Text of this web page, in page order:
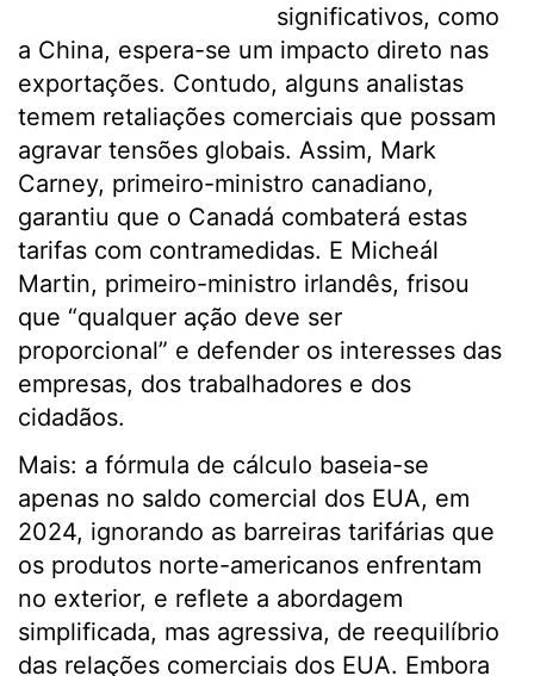
significativos, como
a China, espera-se um impacto direto nas
exportações. Contudo, alguns analistas
temem retaliações comerciais que possam
agravar tensões globais. Assim, Mark
Carney, primeiro-ministro canadiano,
garantiu que o Canadá combaterá estas
tarifas com contramedidas. E Micheál
Martin, primeiro-ministro irlandês, frisou
que “qualquer ação deve ser
proporcional” e defender os interesses das
empresas, dos trabalhadores e dos
cidadãos.
Mais: a fórmula de cálculo baseia-se
apenas no saldo comercial dos EUA, em
2024, ignorando as barreiras tarifárias que
os produtos norte-americanos enfrentam
no exterior, e reflete a abordagem
simplificada, mas agressiva, de reequilíbrio
das relações comerciais dos EUA. Embora